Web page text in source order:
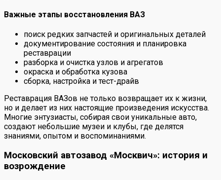
Важные этапы восстановления ВАЗ
поиск редких запчастей и оригинальных деталей
документирование состояния и планировка
реставрации
разборка и очистка узлов и агрегатов
окраска и обработка кузова
сборка, настройка и тест-драйв
Реставрация ВАЗов не только возвращает их к жизни,
но и делает из них настоящие произведения искусства.
Многие энтузиасты, собирая свои уникальные авто,
создают небольшие музеи и клубы, где делятся
знаниями, опытом и воспоминаниями.
Московский автозавод «Москвич»: история и
возрождение